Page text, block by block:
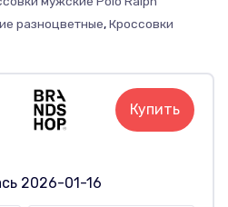
разноцветные,Кроссовки
Купить
2026-01-16